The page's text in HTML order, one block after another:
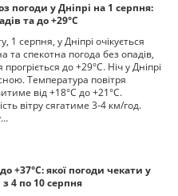
погоди у Дніпрі на 1 серпня:
та до +29°С
1 серпня, у Дніпрі очікується
та спекотна погода без опадів,
прогріється до +29°С. Ніч у Дніпрі
Температура повітря
від +18°С до +21°С.
вітру сягатиме 3-4 км/год.
+37°С: якої погоди чекати у
з 4 по 10 серпня